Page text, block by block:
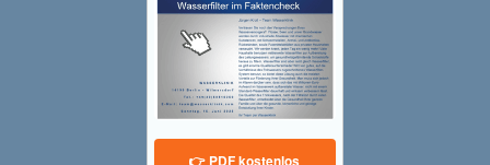
👉 PDF kostenlos